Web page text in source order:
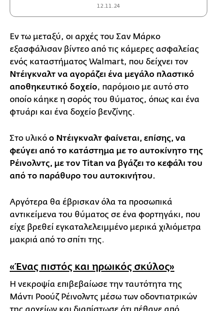
12.11.24
Εν τω μεταξύ, οι αρχές του Σαν Μάρκο
εξασφάλισαν βίντεο από τις κάμερες ασφαλείας
ενός καταστήματος Walmart, που δείχνει τον
Ντέιγκναλτ να αγοράζει ένα μεγάλο πλαστικό
αποθηκευτικό δοχείο, παρόμοιο με αυτό στο
οποίο κάηκε η σορός του θύματος, όπως και ένα
φτυάρι και ένα δοχείο βενζίνης.
Στο υλικό ο Ντέιγκναλτ φαίνεται, επίσης, να
φεύγει από το κατάστημα με το αυτοκίνητο της
Ρέινολντς, με τον Titan να βγάζει το κεφάλι του
από το παράθυρο του αυτοκινήτου.
Αργότερα θα έβρισκαν όλα τα προσωπικά
αντικείμενα του θύματος σε ένα φορτηγάκι, που
είχε βρεθεί εγκαταλελειμμένο μερικά χιλιόμετρα
μακριά από το σπίτι της.
«Ένας πιστός και ηρωικός σκύλος»
Η νεκροψία επιβεβαίωσε την ταυτότητα της
Μάντι Ροούζ Ρέινολντς μέσω των οδοντιατρικών